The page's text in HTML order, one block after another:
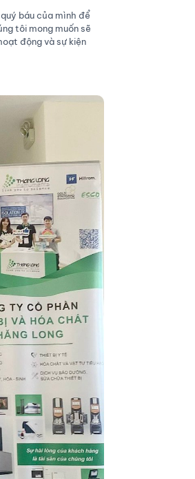
báu của mình để
tôi mong muốn sẽ
động và sự kiện